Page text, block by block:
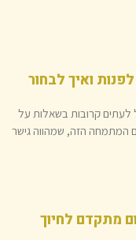
ואיך לבחור
לעתים קרובות בשאלות על
המתמחה הזה, שמהווה גישר
מתקדם לחיוך